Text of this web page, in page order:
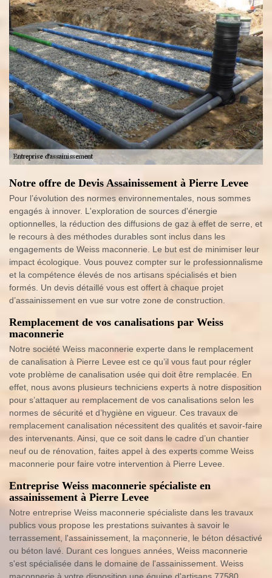
Notre offre de Devis Assainissement à Pierre Levee
Pour l’évolution des normes environnementales, nous sommes
engagés à innover. L'exploration de sources d'énergie
optionnelles, la réduction des diffusions de gaz à effet de serre, et
le recours à des méthodes durables sont inclus dans les
engagements de Weiss maconnerie. Le but est de minimiser leur
impact écologique. Vous pouvez compter sur le professionnalisme
et la compétence élevés de nos artisans spécialisés et bien
formés. Un devis détaillé vous est offert à chaque projet
d’assainissement en vue sur votre zone de construction.
Remplacement de vos canalisations par Weiss
maconnerie
Notre société Weiss maconnerie experte dans le remplacement
de canalisation à Pierre Levee est ce qu’il vous faut pour régler
vote problème de canalisation usée qui doit être remplacée. En
effet, nous avons plusieurs techniciens experts à notre disposition
pour s’attaquer au remplacement de vos canalisations selon les
normes de sécurité et d’hygiène en vigueur. Ces travaux de
remplacement canalisation nécessitent des qualités et savoir-faire
des intervenants. Ainsi, que ce soit dans le cadre d’un chantier
neuf ou de rénovation, faites appel à des experts comme Weiss
maconnerie pour faire votre intervention à Pierre Levee.
Entreprise Weiss maconnerie spécialiste en
assainissement à Pierre Levee
Notre entreprise Weiss maconnerie spécialiste dans les travaux
publics vous propose les prestations suivantes à savoir le
terrassement, l'assainissement, la maçonnerie, le béton désactivé
ou béton lavé. Durant ces longues années, Weiss maconnerie
s'est spécialisée dans le domaine de l'assainissement. Weiss
maconnerie à votre disposition une équipe d'artisans 77580